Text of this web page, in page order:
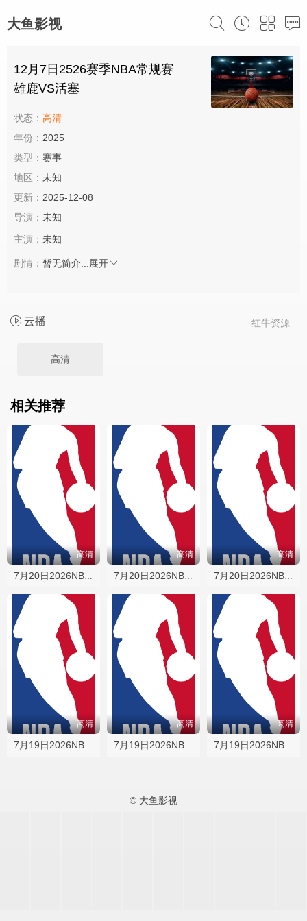
大鱼影视
12月7日2526赛季NBA常规赛
雄鹿VS活塞
状态： 高清
年份： 2025
类型： 赛事
地区： 未知
更新： 2025-12-08
导演： 未知
主演： 未知
剧情： 暂无简介... 展开
红牛资源
云播
高清
相关推荐
高清
7月20日2026NBA夏季联赛 勇士VS灰熊
高清
7月20日2026NBA夏季联赛 掘金VS猛龙
高清
7月20日2026NBA夏季联赛 篮网VS雷霆
高清
7月19日2026NBA夏季联赛 76人VS雄鹿
高清
7月19日2026NBA夏季联赛 凯尔特人VS魔术
高清
7月19日2026NBA夏季联赛 勇士VS湖人
© 大鱼影视